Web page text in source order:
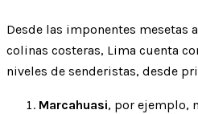
Desde las imponentes mesetas
colinas costeras, Lima cuenta
niveles de senderistas, desde
Marcahuasi, por ejemplo,